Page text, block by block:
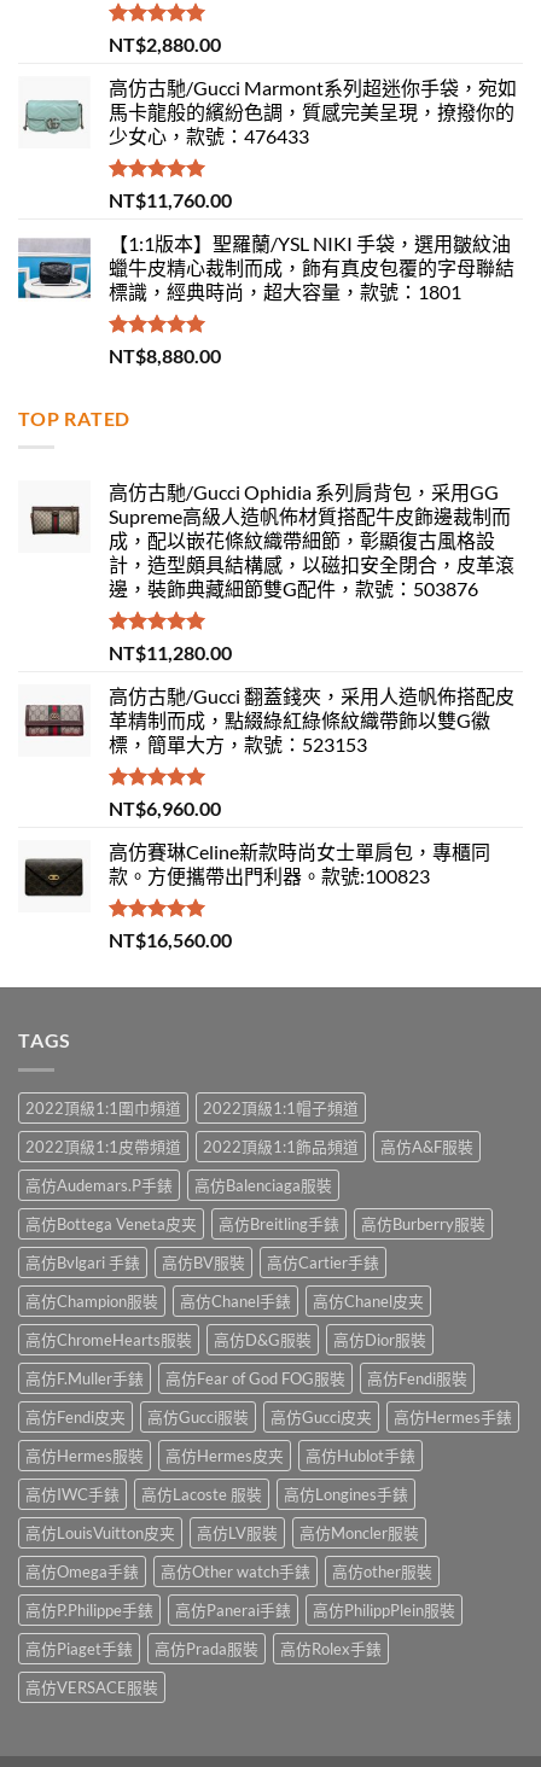
評分 5.00
滿分 5
NT$2,880.00
高仿古馳/Gucci Marmont系列超迷你手袋，宛如
馬卡龍般的繽紛色調，質感完美呈現，撩撥你的
少女心，款號：476433
評分5.00
滿分 5
NT$11,760.00
【1:1版本】聖羅蘭/YSL NIKI 手袋，選用皺紋油
蠟牛皮精心裁制而成，飾有真皮包覆的字母聯結
標識，經典時尚，超大容量，款號：1801
評分 5.00
滿分 5
NT$8,880.00
TOP RATED
高仿古馳/Gucci Ophidia 系列肩背包，采用GG
Supreme高級人造帆佈材質搭配牛皮飾邊裁制而
成，配以嵌花條紋織帶細節，彰顯復古風格設
計，造型頗具結構感，以磁扣安全閉合，皮革滾
邊，裝飾典藏細節雙G配件，款號：503876
評分5.00
滿分 5
NT$11,280.00
高仿古馳/Gucci 翻蓋錢夾，采用人造帆佈搭配皮
革精制而成，點綴綠紅綠條紋織帶飾以雙G徽
標，簡單大方，款號：523153
評分 5.00
滿分 5
NT$6,960.00
高仿賽琳Celine新款時尚女士單肩包，專櫃同
款。方便攜帶出門利器。款號:100823
評分5.00
滿分 5
NT$16,560.00
TAGS
2022頂級1:1圍巾頻道
2022頂級1:1帽子頻道
2022頂級1:1皮帶頻道
2022頂級1:1飾品頻道
高仿A&F服裝
高仿Audemars.P手錶
高仿Balenciaga服裝
高仿Bottega Veneta皮夹
高仿Breitling手錶
高仿Burberry服裝
高仿Bvlgari 手錶
高仿BV服裝
高仿Cartier手錶
高仿Champion服裝
高仿Chanel手錶
高仿Chanel皮夹
高仿ChromeHearts服裝
高仿D&G服裝
高仿Dior服裝
高仿F.Muller手錶
高仿Fear of God FOG服裝
高仿Fendi服裝
高仿Fendi皮夹
高仿Gucci服裝 高仿Gucci皮夹
高仿Hermes手錶
高仿Hermes服裝
高仿Hermes皮夹
高仿Hublot手錶
高仿IWC手錶
高仿Lacoste 服裝
高仿Longines手錶
高仿LouisVuitton皮夹
高仿LV服裝
高仿Moncler服裝
高仿Omega手錶
高仿Other watch手錶
高仿other服裝
高仿P.Philippe手錶
高仿Panerai手錶
高仿PhilippPlein服裝
高仿Piaget手錶
高仿Prada服裝
高仿Rolex手錶
高仿VERSACE服裝